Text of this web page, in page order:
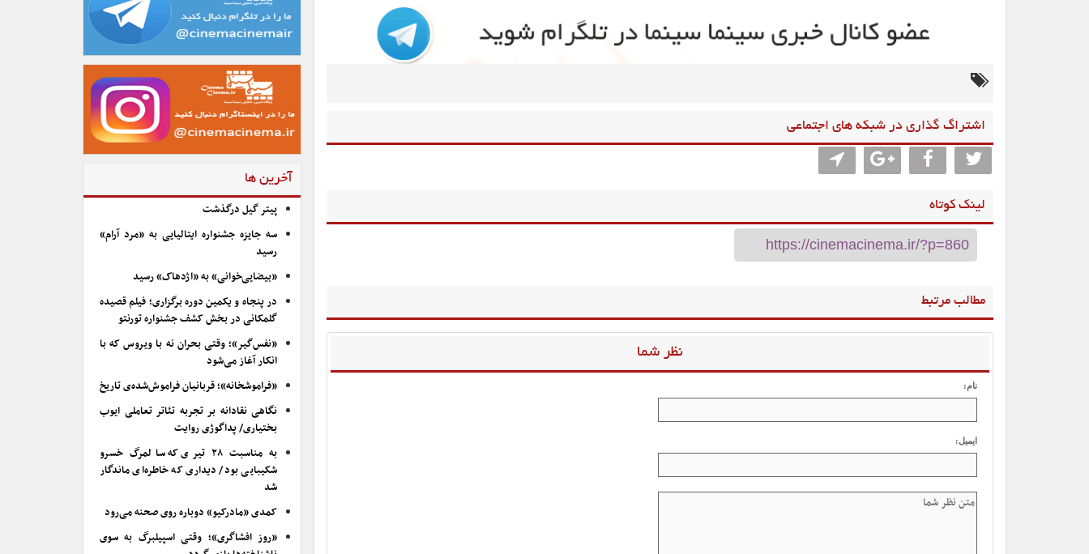
اشتراگ گذاری در شبکه های اجتماعی
لینک کوتاه
مطالب مرتبط
نظر شما
نام:
ایمیل:
آخرین ها
پیتر گیل درگذشت
سه جایزه جشنواره ایتالیایی به «مرد آرام»
رسید
«بیضایی‌خوانی» به «اژدهاک» رسید
در پنجاه و یکمین دوره برگزاری؛ فیلم قصیده
گلمکانی در بخش کشف جشنواره تورنتو
«نفس‌گیر»؛ وقتی بحران نه با ویروس که با
انکار آغاز می‌شود
«فراموشخانه»؛ قربانیان فراموش‌شده‌ی تاریخ
نگاهی نقادانه بر تجربه تئاتر تعاملی ایوب
بختیاری/ پداگوژی روایت
به مناسبت ۲۸ تیری که سالمرگ خسرو
شکیبایی بود/ دیداری که خاطره‌ای ماندگار
شد
کمدی «مادرکیو» دوباره روی صحنه می‌رود
«روز افشاگری»؛ وقتی اسپیلبرگ به سوی